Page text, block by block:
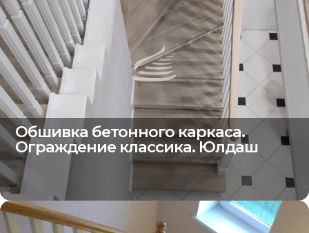
Обшивка бетонного каркаса.
Ограждение классика. Юлдаш